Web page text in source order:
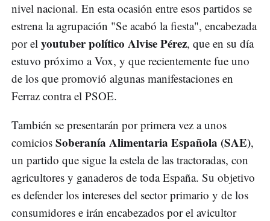
nivel nacional. En esta ocasión entre esos partidos se
estrena la agrupación "Se acabó la fiesta", encabezada
por el youtuber político Alvise Pérez, que en su día
estuvo próximo a Vox, y que recientemente fue uno
de los que promovió algunas manifestaciones en
Ferraz contra el PSOE.
También se presentarán por primera vez a unos
comicios Soberanía Alimentaria Española (SAE),
un partido que sigue la estela de las tractoradas, con
agricultores y ganaderos de toda España. Su objetivo
es defender los intereses del sector primario y de los
consumidores e irán encabezados por el avicultor